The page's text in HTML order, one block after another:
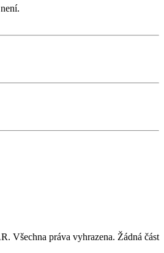
Všechna práva vyhrazena. Žádná část